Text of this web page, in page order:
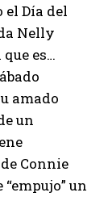
Día del
Nelly
es…
amado
un
Connie
un